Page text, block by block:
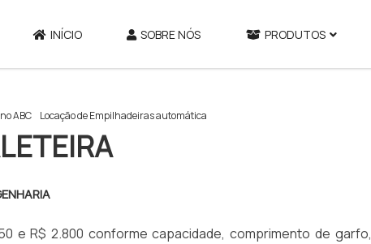
INÍCIO SOBRE NÓS PRODUTOS
ABC Locação de Empilhadeiras automática
e R$ 2.800 conforme capacidade, comprimento de garfo,